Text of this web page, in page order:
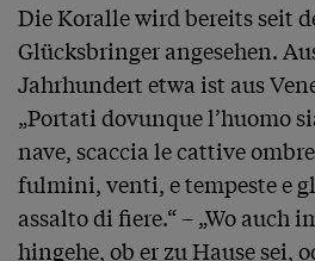
Die Koralle wird bereits seit
Glücksbringer angesehen.
Jahrhundert etwa ist aus
„Portati dovunque l’huomo
nave, scaccia le cattive
fulmini, venti, e tempeste e
assalto di fiere.“ – „Wo auch
hingehe, ob er zu Hause sei,